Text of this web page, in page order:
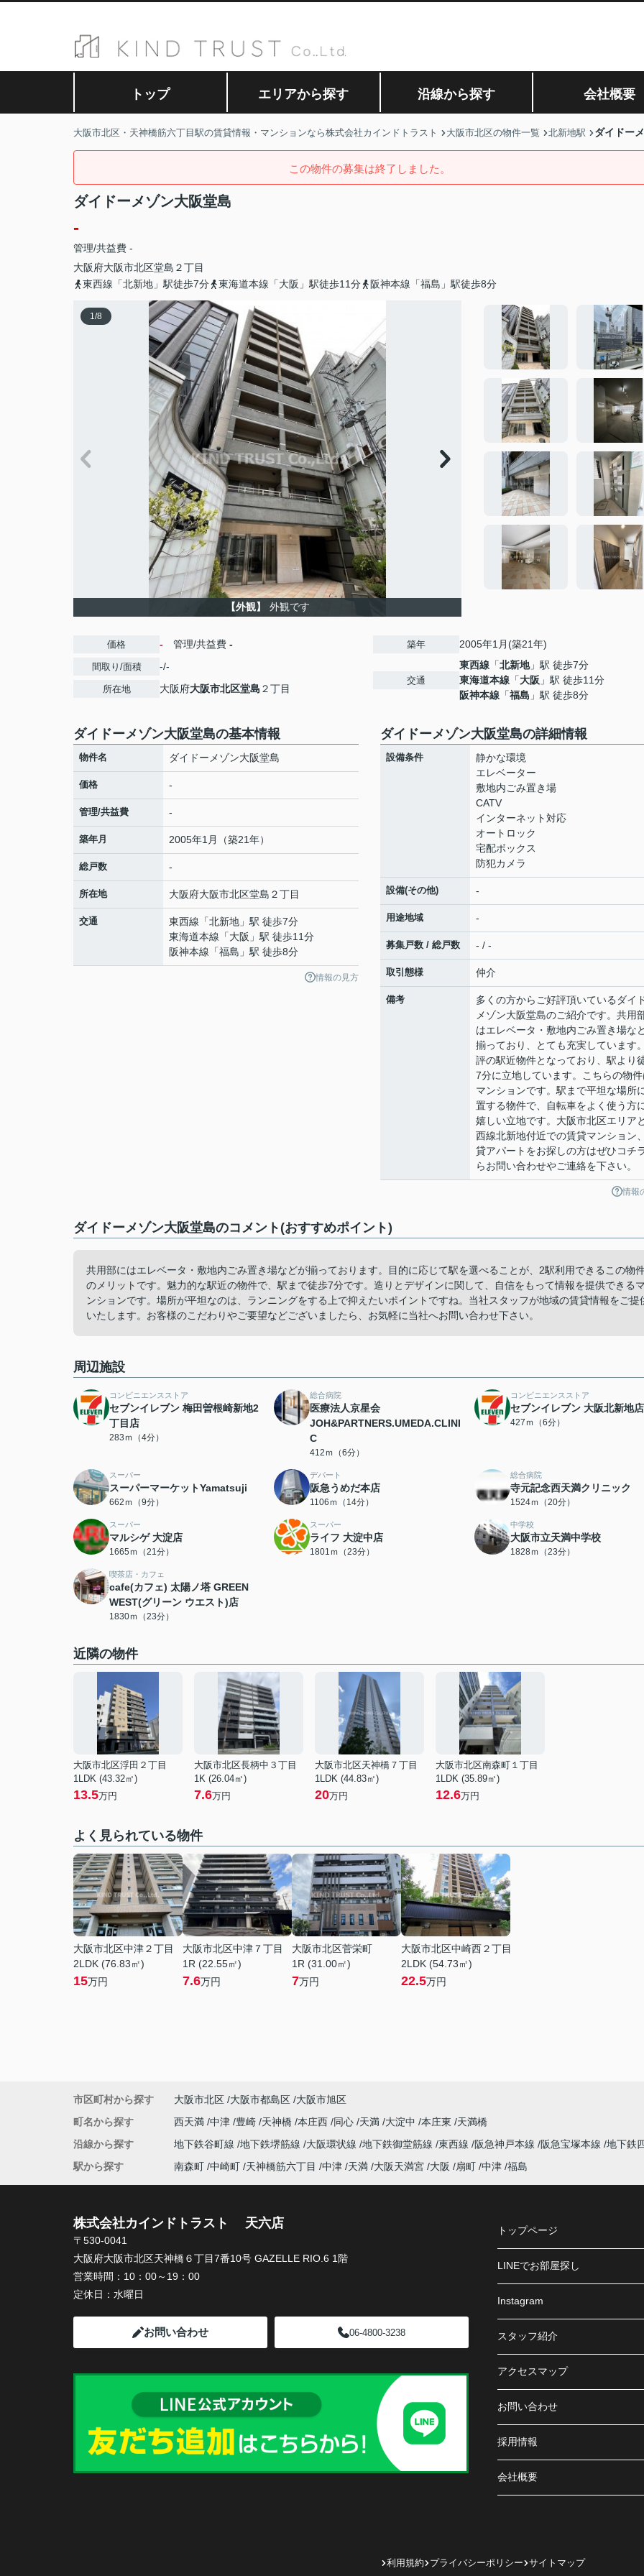
トップ エリアから探す 沿線から探す 会社概要
大阪市北区・天神橋筋六丁目駅の賃貸情報・マンションなら株式会社カインドトラスト 大阪市北区の物件一覧 北新地駅 ダイドー
この物件の募集は終了しました。
ダイドーメゾン大阪堂島
-
管理/共益費 -
大阪府大阪市北区堂島 ２丁目
東西線「北新地」駅徒歩7分
東海道本線「大阪」駅徒歩11分 阪神本線「福島」駅徒歩8分
1/8
【外観】 外観です
価格 - 管理/共益費 -
間取り/面積 -/-
所在地 大阪府大阪市北区堂島 ２丁目
築年 2005年1月(築21年)
交通
東西線 「北新地」駅 徒歩7分
東海道本線 「大阪 」駅 徒歩11分
阪神本線 「福島 」駅 徒歩8分
ダイドーメゾン大阪堂島の基本情報
物件名 ダイドーメゾン大阪堂島
価格 -
管理/共益費 -
築年月 2005年1月（築21年）
総戸数 -
所在地 大阪府大阪市北区堂島 ２丁目
交通 東西線 「北新地 」駅 徒歩7分
東海道本線 「大阪 」駅 徒歩11分
阪神本線 「福島 」駅 徒歩8分
情報の見方
ダイドーメゾン大阪堂島の詳細情報
設備条件
静かな環境
エレベーター
敷地内ごみ置き場
CATV
インターネット対応
オートロック
宅配ボックス
防犯カメラ
設備(その他) -
用途地域 -
募集戸数 / 総戸数 - / -
取引態様 仲介
備考
多くの方からご好評頂いているダイ
メゾン大阪堂島のご紹介です。共用
はエレベータ・敷地内ごみ置き場な
揃っており、とても充実しています
評の駅近物件となっており、駅より
7分に立地しています。こちらの物
マンションです。駅まで平坦な場所
置する物件で、自転車をよく使う方
嬉しい立地です。大阪市北区エリア
西線北新地付近での賃貸マンション
貸アパートをお探しの方はぜひコチ
らお問い合わせやご連絡を下さい。
情報
ダイドーメゾン大阪堂島のコメント(おすすめポイント)
共用部にはエレベータ・敷地内ごみ置き場などが揃っております。目的に応じて駅を選べることが、2駅利用できるこの物
のメリットです。魅力的な駅近の物件で、駅まで徒歩7分です。造りとデザインに関して、自信をもって情報を提供できる
ンションです。場所が平坦なのは、ランニングをする上で抑えたいポイントですね。当社スタッフが地域の賃貸情報をご提
いたします。お客様のこだわりやご要望などございましたら、お気軽に当社へお問い合わせ下さい。
周辺施設
コンビニエンスストア
セブンイレブン 梅田曽根崎新地2
丁目店
283ｍ（4分）
総合病院
医療法人京星会
JOH&PARTNERS.UMEDA.CLINI
C
412ｍ（6分）
コンビニエンスストア
セブンイレブン 大阪北新地店
427ｍ（6分）
スーパー
スーパーマーケットYamatsuji
662ｍ（9分）
デパート
阪急うめだ本店
1106ｍ（14分）
総合病院
寺元記念西天満クリニック
1524ｍ（20分）
スーパー
マルシゲ 大淀店
1665ｍ（21分）
スーパー
ライフ 大淀中店
1801ｍ（23分）
中学校
大阪市立天満中学校
1828ｍ（23分）
喫茶店・カフェ
cafe(カフェ) 太陽ノ塔 GREEN
WEST(グリーン ウエスト)店
1830ｍ（23分）
近隣の物件
大阪市北区浮田２丁目
1LDK (43.32㎡)
13.5万円
大阪市北区長柄中３丁目
1K (26.04㎡)
7.6万円
大阪市北区天神橋７丁目
1LDK (44.83㎡)
20万円
大阪市北区南森町１丁目
1LDK (35.89㎡)
12.6万円
よく見られている物件
大阪市北区中津２丁目
2LDK (76.83㎡)
15万円
大阪市北区中津７丁目
1R (22.55㎡)
7.6万円
大阪市北区菅栄町
1R (31.00㎡)
7万円
大阪市北区中崎西２丁目
2LDK (54.73㎡)
22.5万円
市区町村から探す 大阪市北区 大阪市都島区 大阪市旭区
町名から探す
西天満 中津 豊崎 天神橋 本庄西 同心 天満 大淀中 本庄東
天満橋
沿線から探す
地下鉄谷町線 地下鉄堺筋線 大阪環状線 地下鉄御堂筋線 東西線 阪急神戸本線 阪急宝塚本線 地下鉄
駅から探す
南森町 中崎町 天神橋筋六丁目 中津 天満 大阪天満宮 大阪 扇町 中津 福島
株式会社カインドトラスト 天六店
〒530-0041
大阪府大阪市北区天神橋６丁目7番10号 GAZELLE RIO.6 1階
営業時間： 10：00～19：00
定休日： 水曜日
お問い合わせ 06-4800-3238
トップページ
LINEでお部屋探し
Instagram
スタッフ紹介
アクセスマップ
お問い合わせ
採用情報
会社概要
利用規約 プライバシーポリシー サイトマップ